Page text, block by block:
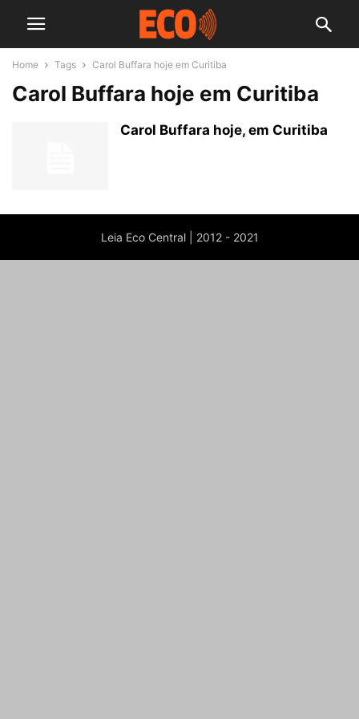
Home Tags Carol Buffara hoje em Curitiba
Carol Buffara hoje em Curitiba
Carol Buffara hoje, em Curitiba
Leia Eco Central | 2012 - 2021